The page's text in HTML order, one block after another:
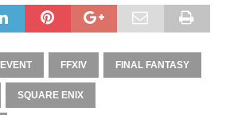
EVENT FFXIV FINAL FANTASY
SQUARE ENIX